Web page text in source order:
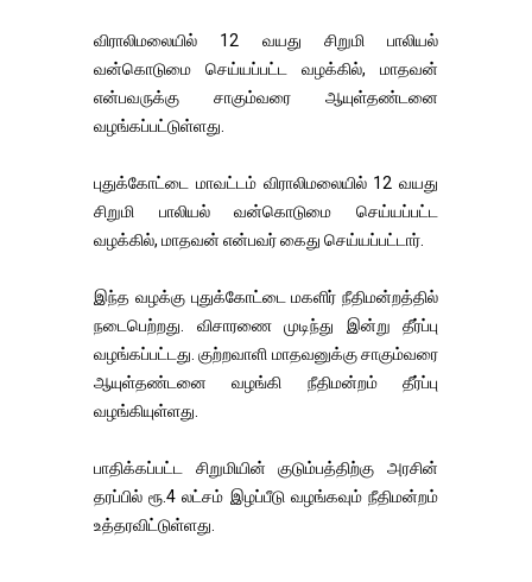
விராலிமலையில் 12 வயது சிறுமி பாலியல்
வன்கொடுமை செய்யப்பட்ட வழக்கில், மாதவன்
என்பவருக்கு சாகும்வரை ஆயுள்தண்டனை
வழங்கப்பட்டுள்ளது.
புதுக்கோட்டை மாவட்டம் விராலிமலையில் 12 வயது
சிறுமி பாலியல் வன்கொடுமை செய்யப்பட்ட
வழக்கில், மாதவன் என்பவர் கைது செய்யப்பட்டார்.
இந்த வழக்கு புதுக்கோட்டை மகளிர் நீதிமன்றத்தில்
நடைபெற்றது. விசாரணை முடிந்து இன்று தீர்ப்பு
வழங்கப்பட்டது. குற்றவாளி மாதவனுக்கு சாகும்வரை
ஆயுள்தண்டனை வழங்கி நீதிமன்றம் தீர்ப்பு
வழங்கியுள்ளது.
பாதிக்கப்பட்ட சிறுமியின் குடும்பத்திற்கு அரசின்
தரப்பில் ரூ.4 லட்சம் இழப்பீடு வழங்கவும் நீதிமன்றம்
உத்தரவிட்டுள்ளது.